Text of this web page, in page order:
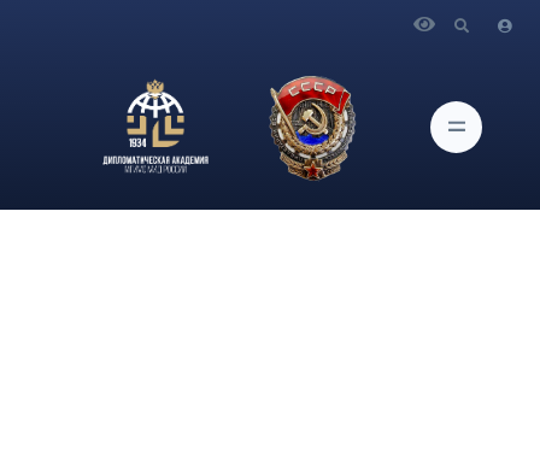
России приняли участие в поэтическом конкурсе
«Ополченцы слова. 338 строк»